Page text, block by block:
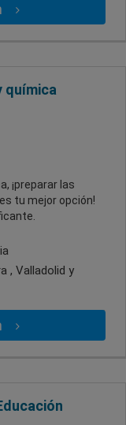
química
¡preparar las
tu mejor opción!
, Valladolid y